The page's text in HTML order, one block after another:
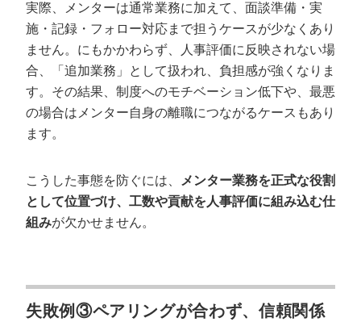
実際、メンターは通常業務に加えて、面談準備・実
施・記録・フォロー対応まで担うケースが少なくあり
ません。にもかかわらず、人事評価に反映されない場
合、「追加業務」として扱われ、負担感が強くなりま
す。その結果、制度へのモチベーション低下や、最悪
の場合はメンター自身の離職につながるケースもあり
ます。
こうした事態を防ぐには、
メンター業務を正式な役割
として位置づけ、工数や貢献を人事評価に組み込む仕
組みが欠かせません。
失敗例③ペアリングが合わず、信頼関係